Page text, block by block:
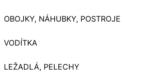
OBOJKY, NÁHUBKY, POSTROJE
VODÍTKA
LEŽADLÁ, PELECHY